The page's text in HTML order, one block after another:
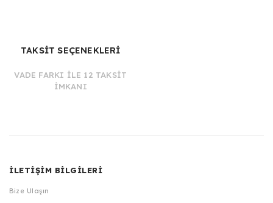
TAKSİT SEÇENEKLERİ
VADE FARKI İLE 12 TAKSİT
İMKANI
İLETİŞİM BİLGİLERİ
Bize Ulaşın